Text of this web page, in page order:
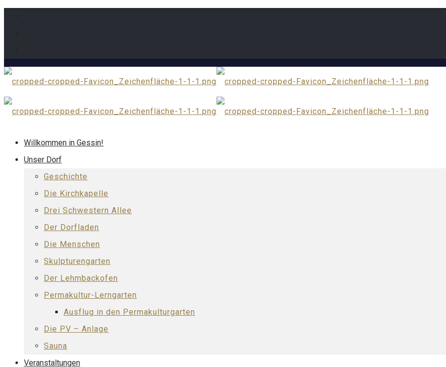
Willkommen in Gessin!
Unser Dorf
Geschichte
Die Kirchkapelle
Drei Schwestern Allee
Der Dorfladen
Die Menschen
Skulpturengarten
Der Lehmbackofen
Permakultur-Lerngarten
Ausflug in den Permakulturgarten
Die PV – Anlage
Sauna
Veranstaltungen